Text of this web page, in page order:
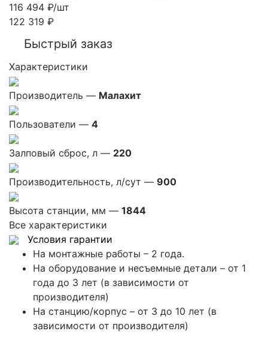
116 494 ₽/шт
122 319 ₽
Быстрый заказ
Характеристики
Производитель — Малахит
Пользователи — 4
Залповый сброс, л — 220
Производительность, л/сут — 900
Высота станции, мм — 1844
Все характеристики
Условия гарантии
На монтажные работы – 2 года.
На оборудование и несъемные детали – от 1
года до 3 лет (в зависимости от
производителя)
На станцию/корпус – от 3 до 10 лет (в
зависимости от производителя)